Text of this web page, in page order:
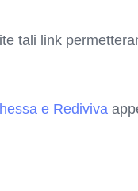
tali link
e Rediviva